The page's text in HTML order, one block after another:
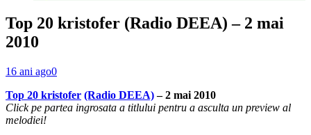
Top 20 kristofer (Radio DEEA) – 2 mai
2010
16 ani ago0
Top 20 kristofer (Radio DEEA)– 2 mai 2010
Click pe partea ingrosata a titlului pentru a asculta un preview al
melodiei!